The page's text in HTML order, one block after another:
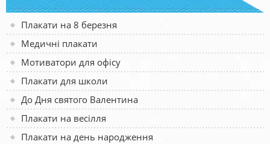
Плакати на 8 березня
Медичні плакати
Мотиватори для офісу
Плакати для школи
До Дня святого Валентина
Плакати на весілля
Плакати на день народження